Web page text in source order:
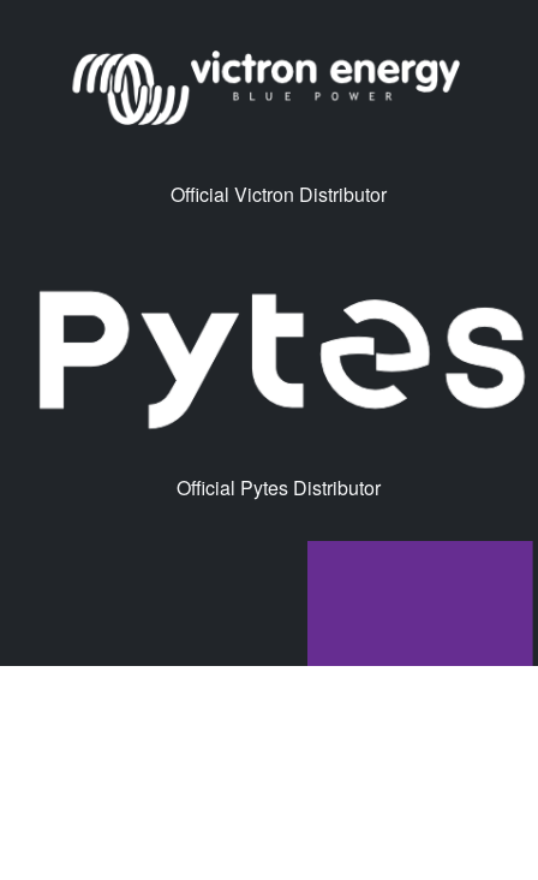
Official Victron Distributor
Official Pytes Distributor